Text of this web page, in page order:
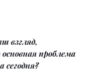
взгляд,
проблема
сегодня?